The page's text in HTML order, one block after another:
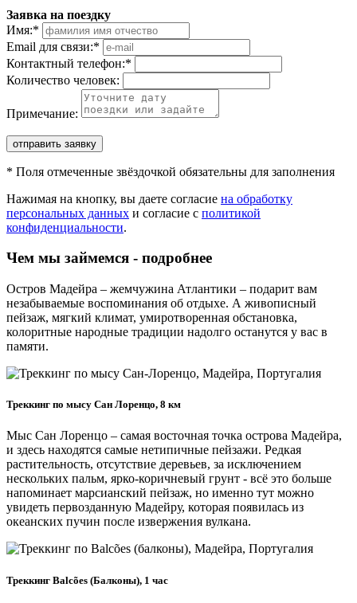
Заявка на поездку
Имя:*
Email для связи:*
Контактный телефон:*
Количество человек:
Примечание:
отправить заявку
* Поля отмеченные звёздочкой обязательны для заполнения
Нажимая на кнопку, вы даете согласие на обработку
персональных данных и согласие с политикой
конфиденциальности.
Чем мы займемся - подробнее
Остров Мадейра – жемчужина Атлантики – подарит вам
незабываемые воспоминания об отдыхе. А живописный
пейзаж, мягкий климат, умиротворенная обстановка,
колоритные народные традиции надолго останутся у вас в
памяти.
Треккинг по мысу Сан Лоренцо, 8 км
Мыс Сан Лоренцо – самая восточная точка острова Мадейра,
и здесь находятся самые нетипичные пейзажи. Редкая
растительность, отсутствие деревьев, за исключением
нескольких пальм, ярко-коричневый грунт - всё это больше
напоминает марсианский пейзаж, но именно тут можно
увидеть первозданную Мадейру, которая появилась из
океанских пучин после извержения вулкана.
Треккинг Balcões (Балконы), 1 час